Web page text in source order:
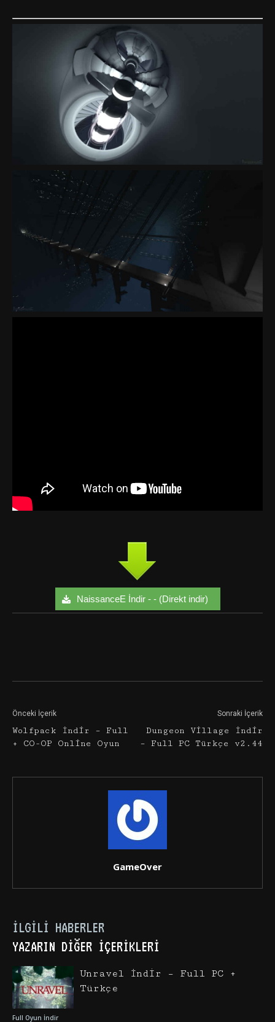
NaissanceE İndir - - (Direkt indir)
Önceki İçerik
Wolfpack İndir – Full
+ CO-OP Online Oyun
Sonraki İçerik
Dungeon Village İndir
– Full PC Türkçe v2.44
GameOver
İLGILI HABERLER
YAZARIN DIĞER İÇERIKLERI
Full Oyun İndir
Unravel İndir – Full PC +
Türkçe